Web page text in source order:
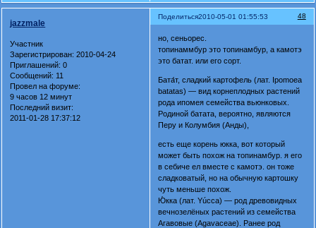
Поделиться 48
2010-05-01 01:55:53
jazzmale
Участник
Зарегистрирован: 2010-04-24
Приглашений: 0
Сообщений: 11
Провел на форуме:
9 часов 12 минут
Последний визит:
2011-01-28 17:37:12
но, сеньорес.
топинаммбур это топинамбур, а камотэ
это батат. или его сорт.
Бата́т, сладкий картофель (лат. Ipomoea
batatas) — вид корнеплодных растений
рода ипомея семейства вьюнковых.
Родиной батата, вероятно, являются
Перу и Колумбия (Анды),
есть еще корень юкка, вот который
может быть похож на топинамбур. я его
в себиче ел вместе с камотэ. он тоже
сладковатый, но на обычную картошку
чуть меньше похож.
Ю́кка (лат. Yúcca) — род древовидных
вечнозелёных растений из семейства
Агавовые (Agavaceae). Ранее род